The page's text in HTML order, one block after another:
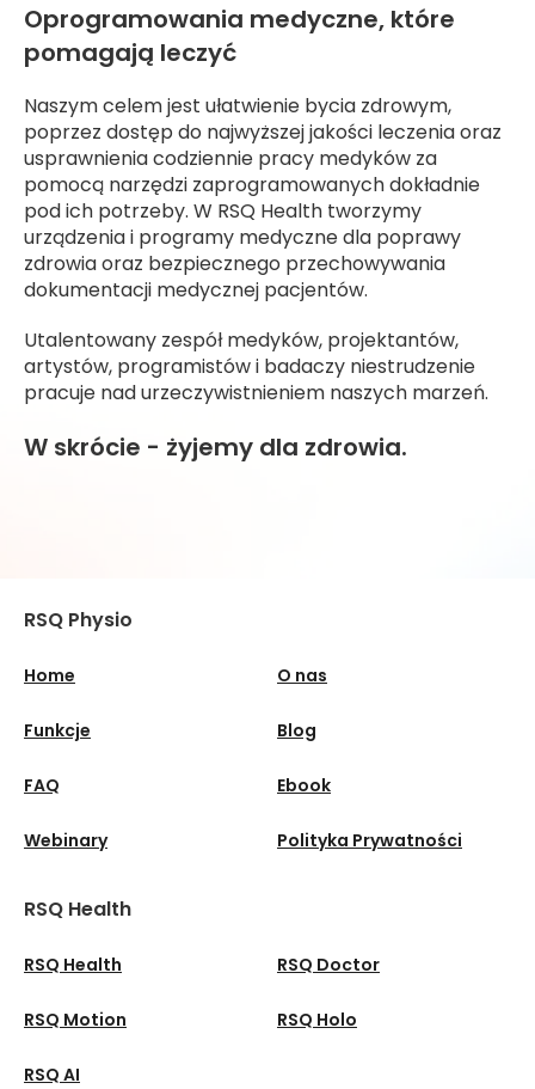
Oprogramowania medyczne, które
pomagają leczyć
Naszym celem jest ułatwienie bycia zdrowym,
poprzez dostęp do najwyższej jakości leczenia oraz
usprawnienia codziennie pracy medyków za
pomocą narzędzi zaprogramowanych dokładnie
pod ich potrzeby. W RSQ Health tworzymy
urządzenia i programy medyczne dla poprawy
zdrowia oraz bezpiecznego przechowywania
dokumentacji medycznej pacjentów.
Utalentowany zespół medyków, projektantów,
artystów, programistów i badaczy niestrudzenie
pracuje nad urzeczywistnieniem naszych marzeń.
W skrócie - żyjemy dla zdrowia.
RSQ Physio
Home O nas
Polityka Prywatności
Funkcje Blog
FAQ Ebook
Webinary
RSQ Health
RSQ Health RSQ Doctor
RSQ Motion RSQ Holo
RSQ AI